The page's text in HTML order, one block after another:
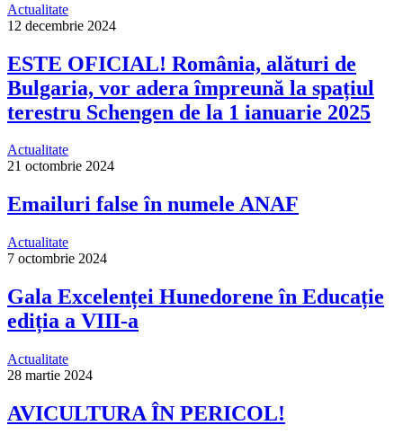
Actualitate
12 decembrie 2024
ESTE OFICIAL! România, alături de
Bulgaria, vor adera împreună la spațiul
terestru Schengen de la 1 ianuarie 2025
Actualitate
21 octombrie 2024
Emailuri false în numele ANAF
Actualitate
7 octombrie 2024
Gala Excelenței Hunedorene în Educație
ediția a VIII-a
Actualitate
28 martie 2024
AVICULTURA ÎN PERICOL!